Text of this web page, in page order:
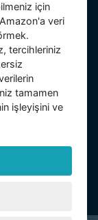
C bölümü,
Numarası (IČ)
ile
için
veri
tercihleriniz
tamamen
işleyişini ve